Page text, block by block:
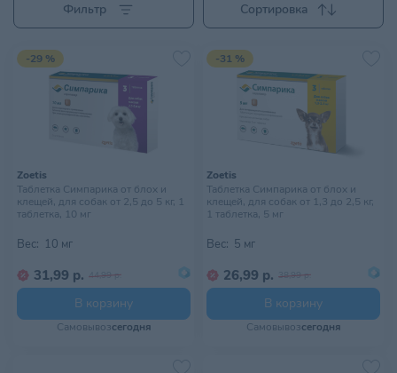
Фильтр Сортировка
-29 %
Zoetis
Таблетка Симпарика от блох и
клещей, для собак от 2,5 до 5 кг, 1
таблетка, 10 мг
Вес: 10 мг
31,99 р. 44,99 р.
В корзину
Самовывозсегодня
-31 %
Zoetis
Таблетка Симпарика от блох и
клещей, для собак от 1,3 до 2,5 кг,
1 таблетка, 5 мг
Вес: 5 мг
26,99 р. 38,99 р.
В корзину
Самовывозсегодня